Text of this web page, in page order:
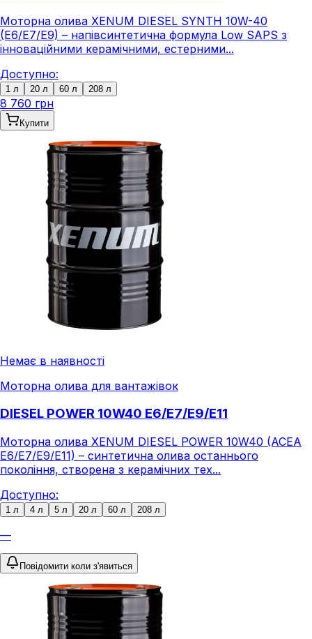
Моторна олива XENUM DIESEL SYNTH 10W-40
(E6/E7/E9) – напівсинтетична формула Low SAPS з
інноваційними керамічними, естерними...
Доступно:
1 л 20 л 60 л 208 л
8 760 грн
Купити
Немає в наявності
Моторна олива для вантажівок
DIESEL POWER 10W40 E6/E7/E9/E11
Моторна олива XENUM DIESEL POWER 10W40 (ACEA
E6/E7/E9/E11) – синтетична олива останнього
покоління, створена з керамічних тех...
Доступно:
1 л 4 л 5 л 20 л 60 л 208 л
—
Повідомити коли з'явиться